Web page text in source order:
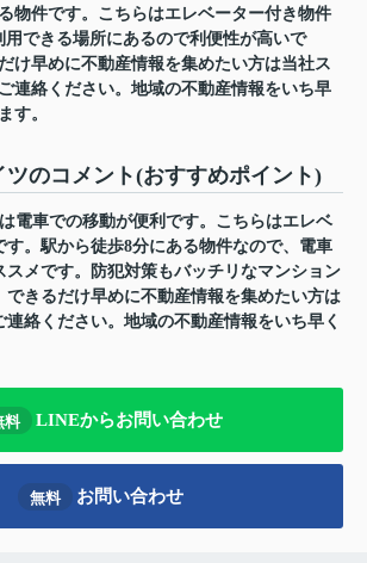
物件です。こちらはエレベーター付き物件
用できる場所にあるので利便性が高いで
け早めに不動産情報を集めたい方は当社ス
連絡ください。地域の不動産情報をいち早
す。
のコメント(おすすめポイント)
電車での移動が便利です。こちらはエレベ
す。駅から徒歩8分にある物件なので、電車
スメです。防犯対策もバッチリなマンション
できるだけ早めに不動産情報を集めたい方は
連絡ください。地域の不動産情報をいち早く
料 LINEからお問い合わせ
無料 お問い合わせ